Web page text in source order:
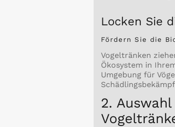
Locken Sie
Fördern Sie die
Vogeltränken
Ökosystem in
Umgebung für
2.